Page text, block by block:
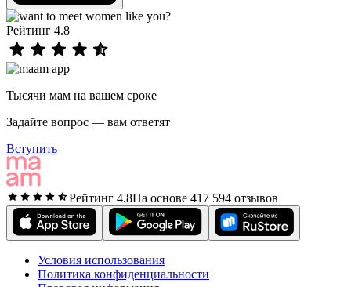
Рейтинг 4.8
Тысячи мам на вашем сроке
Задайте вопрос — вам ответят
Вступить
Рейтинг 4.8На основе 417 594 отзывов
Условия использования
Политика конфиденциальности